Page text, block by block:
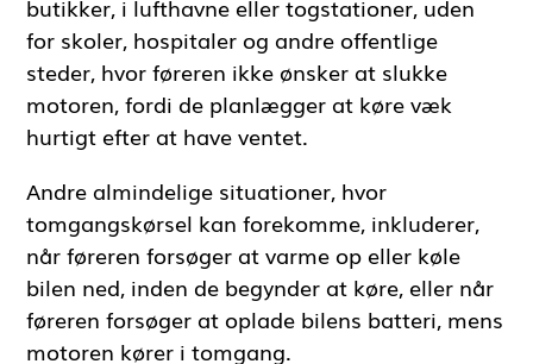
butikker, i lufthavne eller togstationer, uden
for skoler, hospitaler og andre offentlige
steder, hvor føreren ikke ønsker at slukke
motoren, fordi de planlægger at køre væk
hurtigt efter at have ventet.
Andre almindelige situationer, hvor
tomgangskørsel kan forekomme, inkluderer,
når føreren forsøger at varme op eller køle
bilen ned, inden de begynder at køre, eller når
føreren forsøger at oplade bilens batteri, mens
motoren kører i tomgang.